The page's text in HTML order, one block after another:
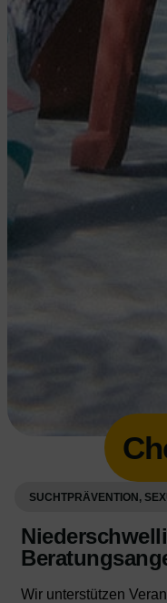
SUCHTPRÄVENTION,
Wir unterstützen